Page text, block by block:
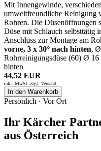
Mit Innengewinde,
umweltfreundliche Reinigung
Rohren. Die Düsenöffnungen
Düse mit Schlauch selbsttätig
Anschluss zur Montage am
vorne, 3 x 30° nach hinten,
Rohrreinigungsdüse (60) Ø
hinten
44,52 EUR
inkl. MwSt. zzgl. Versand
In den Warenkorb
Persönlich · Vor Ort
Ihr Kärcher
aus Österreich